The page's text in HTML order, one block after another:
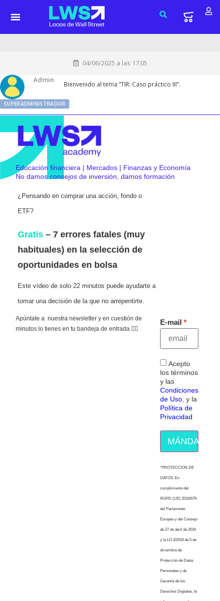
04/06/2025 a las 17:05
Admin
SUPERADMINISTRADOR
Bienvenido al tema “TIR: Caso práctico III”.
Educación financiera | Mercados | Finanzas y Economía
No damos consejos de inversión, damos formación
¿Pensando en comprar una acción, fondo o
ETF?
Gratis – 7 errores fatales (muy
habituales) en la selección de
oportunidades en bolsa
Este vídeo de solo 22 minutos puede ayudarte a
tomar una decisión de la que no arrepentirte.
Apúntate a nuestra newsletter y en cuestión de
minutos lo tienes en tu bandeja de entrada 👇🏻
E-mail
Acepto
los términos
y las
Condiciones
de Uso, y la
Política de
Privacidad
MÁNDAME
“PROTECCION DE
DATOS: En
cumplimiento del
RGPD (UE) 2016/679
del Parlamento
Europeo y del Consejo
de 27 de abril de 2016
y la LO 3/2018 de 5 de
diciembre de
Protección de Datos
Personales y de
Garantía de los
Derechos Digitales, le